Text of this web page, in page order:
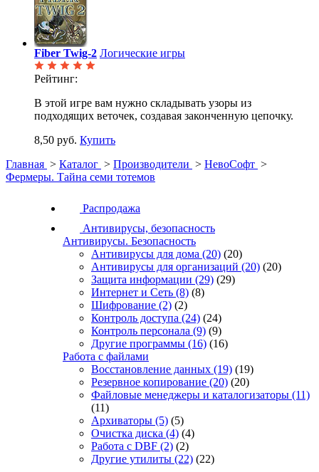
Fiber Twig-2 Логические игры
Рейтинг:
В этой игре вам нужно складывать узоры из
подходящих веточек, создавая законченную цепочку.
8,50 руб. Купить
Главная > Каталог > Производители > НевоСофт >
Фермеры. Тайна семи тотемов
Распродажа
Антивирусы, безопасность
Антивирусы. Безопасность
Антивирусы для дома (20) (20)
Антивирусы для организаций (20) (20)
Защита информации (29) (29)
Интернет и Сеть (8) (8)
Шифрование (2) (2)
Контроль доступа (24) (24)
Контроль персонала (9) (9)
Другие программы (16) (16)
Работа с файлами
Восстановление данных (19) (19)
Резервное копирование (20) (20)
Файловые менеджеры и каталогизаторы (11)
(11)
Архиваторы (5) (5)
Очистка диска (4) (4)
Работа с DBF (2) (2)
Другие утилиты (22) (22)